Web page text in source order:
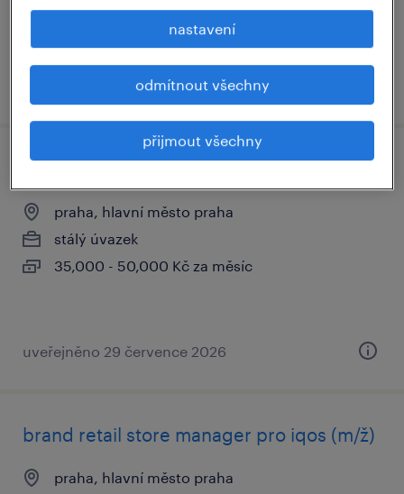
uveřejněno 3 srpna 2026
brand retail expert pro iqos (m/ž)
praha, hlavní město praha
stálý úvazek
35,000 - 50,000 Kč za měsíc
uveřejněno 29 července 2026
brand retail store manager pro iqos (m/ž)
praha, hlavní město praha
nastavení
odmítnout všechny
přijmout všechny